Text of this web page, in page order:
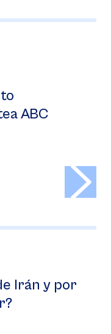
ABC
Irán y por